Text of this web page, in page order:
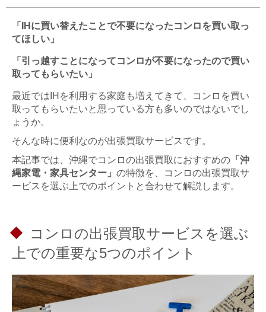
「IHに買い替えたことで不要になったコンロを買い取っ
てほしい」
「引っ越すことになってコンロが不要になったので買い
取ってもらいたい」
最近ではIHを利用する家庭も増えてきて、コンロを買い
取ってもらいたいと思っている方も多いのではないでし
ょうか。
そんな時に便利なのが出張買取サービスです。
本記事では、沖縄でコンロの出張買取におすすめの 「沖
縄家電・家具センター」 の特徴を、コンロの出張買取サ
ービスを選ぶ上でのポイントと合わせて解説します。
コンロの出張買取サービスを選ぶ
上での重要な5つのポイント